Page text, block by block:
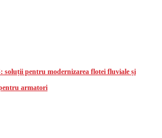
soluții pentru modernizarea flotei fluviale și
armatori